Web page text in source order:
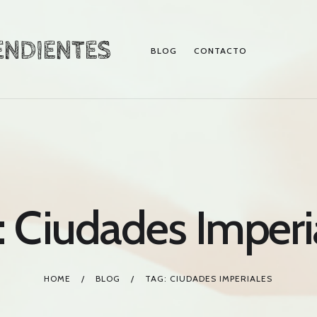
BLOG CONTACTO
Ciudades
HOME BLOG TAG: CIUDADES IMPERIALES
CONTACTO